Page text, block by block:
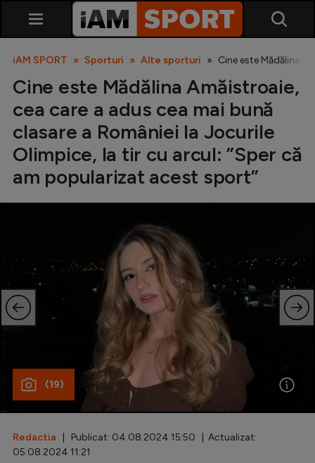
SuperLiga
Cupa României
Echipa Națională
U21
Fotbal feminin
Special
Diverse
Inedit
iAM SPORT Sporturi Alte sporturi Cine este Mădălina
Cine este Mădălina Amăistroaie,
cea care a adus cea mai bună
clasare a României la Jocurile
Olimpice, la tir cu arcul: ”Sper că
am popularizat acest sport”
(19)
Redactia | Publicat: 04.08.2024 15:50 | Actualizat:
05.08.2024 11:21